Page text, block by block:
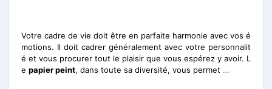
Votre cadre de vie doit être en parfaite harmonie avec vos é
motions. Il doit cadrer généralement avec votre personnalit
é et vous procurer tout le plaisir que vous espérez y avoir. L
e papier peint, dans toute sa diversité, vous permet …